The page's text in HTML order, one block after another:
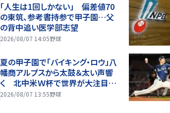
「人生は1回しかない」 偏差値70
の東筑、参考書持参で甲子園…父
の背中追い医学部志望
2026/08/07 14:05野球
夏の甲子園で「バイキング・ロウ」八
幡商アルプスから太鼓＆太い声響
く 北中米Ｗ杯で世界が大注目
高校野球の舞台にも
2026/08/07 13:55野球